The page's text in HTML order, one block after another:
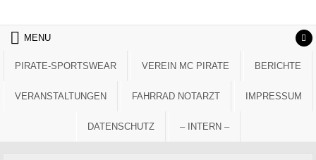
MENU
PIRATE-SPORTSWEAR VEREIN MC PIRATE BERICHTE
VERANSTALTUNGEN FAHRRAD NOTARZT IMPRESSUM
DATENSCHUTZ – INTERN –